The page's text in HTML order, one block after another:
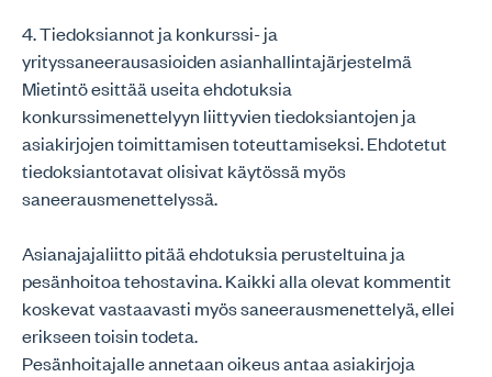
4. Tiedoksiannot ja konkurssi- ja
yrityssaneerausasioiden asianhallintajärjestelmä
Mietintö esittää useita ehdotuksia
konkurssimenettelyyn liittyvien tiedoksiantojen ja
asiakirjojen toimittamisen toteuttamiseksi. Ehdotetut
tiedoksiantotavat olisivat käytössä myös
saneerausmenettelyssä.
Asianajajaliitto pitää ehdotuksia perusteltuina ja
pesänhoitoa tehostavina. Kaikki alla olevat kommentit
koskevat vastaavasti myös saneerausmenettelyä, ellei
erikseen toisin todeta.
Pesänhoitajalle annetaan oikeus antaa asiakirjoja